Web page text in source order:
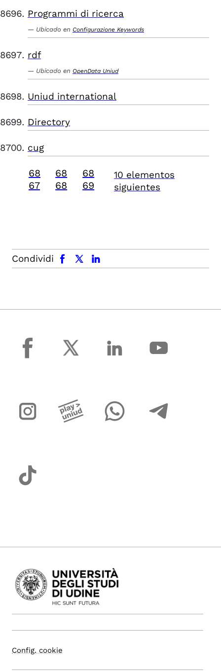
Programmi di ricerca
Ubicado en Configurazione Keywords
rdf
Ubicado en OpenData Uniud
Uniud international
Directory
cug
68
67
68
68
68
69
10 elementos
siguientes
Condividi
facebook x.com linkedin
facebook
Config. cookie